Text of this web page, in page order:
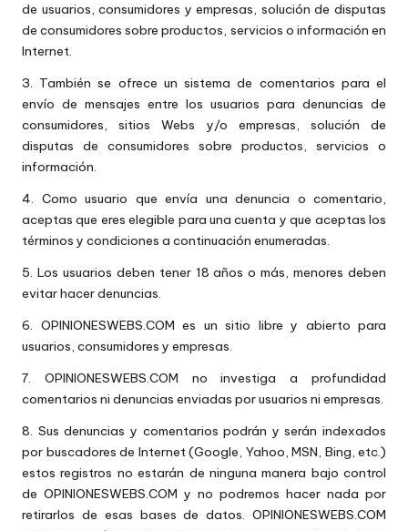
de usuarios, consumidores y empresas, solución de disputas
de consumidores sobre productos, servicios o información en
Internet.
3. También se ofrece un sistema de comentarios para el
envío de mensajes entre los usuarios para denuncias de
consumidores, sitios Webs y/o empresas, solución de
disputas de consumidores sobre productos, servicios o
información.
4. Como usuario que envía una denuncia o comentario,
aceptas que eres elegible para una cuenta y que aceptas los
términos y condiciones a continuación enumeradas.
5. Los usuarios deben tener 18 años o más, menores deben
evitar hacer denuncias.
6. OPINIONESWEBS.COM es un sitio libre y abierto para
usuarios, consumidores y empresas.
7. OPINIONESWEBS.COM no investiga a profundidad
comentarios ni denuncias enviadas por usuarios ni empresas.
8. Sus denuncias y comentarios podrán y serán indexados
por buscadores de Internet (Google, Yahoo, MSN, Bing, etc.)
estos registros no estarán de ninguna manera bajo control
de OPINIONESWEBS.COM y no podremos hacer nada por
retirarlos de esas bases de datos. OPINIONESWEBS.COM